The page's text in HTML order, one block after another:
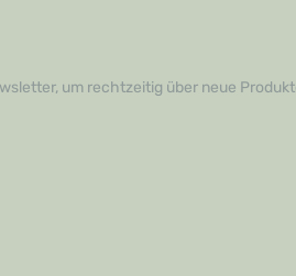
um rechtzeitig über neue